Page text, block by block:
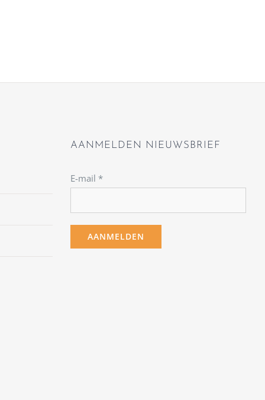
AANMELDEN NIEUWSBRIEF
E-mail *